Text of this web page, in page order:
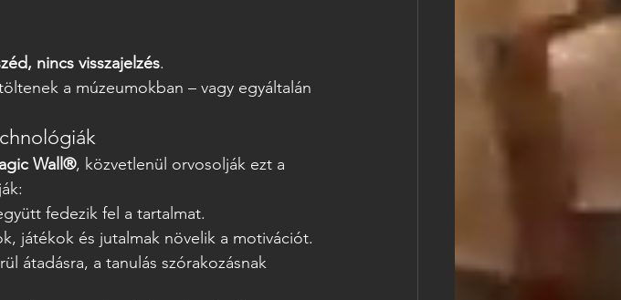
nincs visszajelzés.
a múzeumokban – vagy egyáltalán
Wall®, közvetlenül orvosolják ezt a
fedezik fel a tartalmat.
játékok és jutalmak növelik a motivációt.
átadásra, a tanulás szórakozásnak